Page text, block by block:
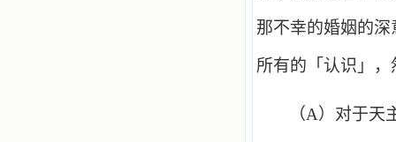
那不幸的婚姻的
所有的「认识」
（A）对于天